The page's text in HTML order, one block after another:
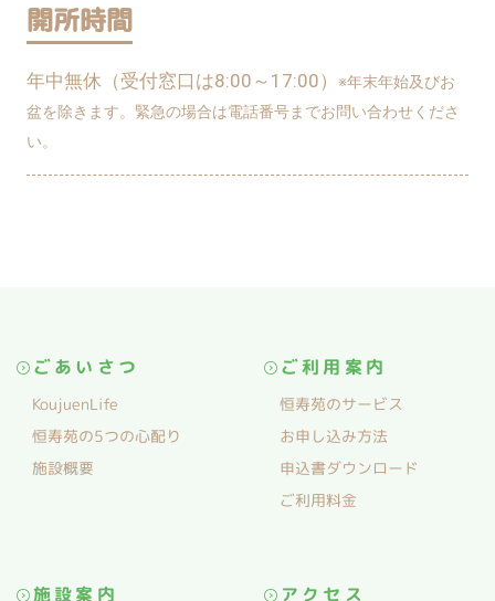
開所時間
年中無休（受付窓口は8:00～17:00）
※年末年始及びお
盆を除きます。緊急の場合は電話番号までお問い合わせくださ
い。
ごあいさつ
KoujuenLife
恒寿苑の5つの心配り
施設概要
ご利用案内
恒寿苑のサービス
お申し込み方法
申込書ダウンロード
ご利用料金
施設案内 アクセス